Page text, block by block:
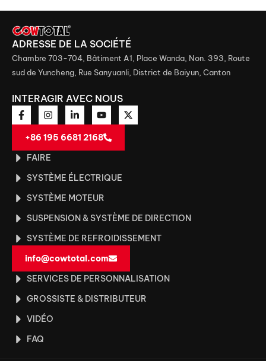
ADRESSE DE LA SOCIÉTÉ
Chambre 703-704, Bâtiment A1, Place Wanda, Non. 393, Route
sud de Yuncheng, Rue Sanyuanli, District de Baiyun, Canton
INTERAGIR AVEC NOUS
+86 195 6681 2168
FAIRE
SYSTÈME ÉLECTRIQUE
SYSTÈME MOTEUR
SUSPENSION & SYSTÈME DE DIRECTION
SYSTÈME DE REFROIDISSEMENT
info@cowtotal.com
SERVICES DE PERSONNALISATION
GROSSISTE & DISTRIBUTEUR
VIDÉO
FAQ